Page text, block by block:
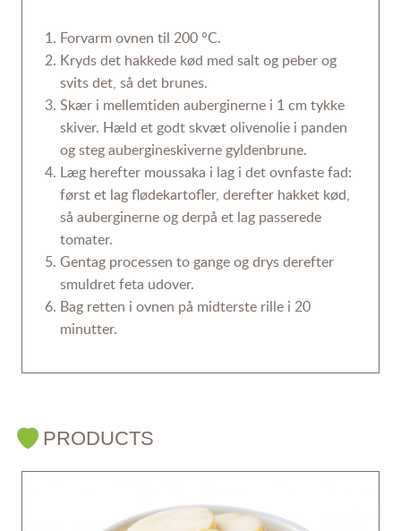
Forvarm ovnen til 200 °C.
Kryds det hakkede kød med salt og peber og
svits det, så det brunes.
Skær i mellemtiden auberginerne i 1 cm tykke
skiver. Hæld et godt skvæt olivenolie i panden
og steg aubergineskiverne gyldenbrune.
Læg herefter moussaka i lag i det ovnfaste fad:
først et lag flødekartofler, derefter hakket kød,
så auberginerne og derpå et lag passerede
tomater.
Gentag processen to gange og drys derefter
smuldret feta udover.
Bag retten i ovnen på midterste rille i 20
minutter.
PRODUCTS